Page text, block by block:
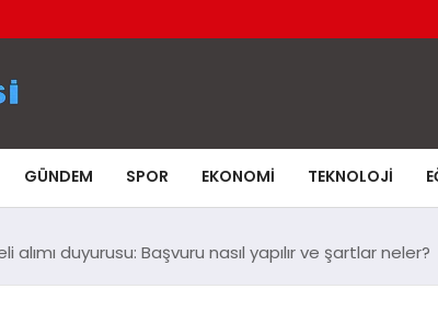
GÜNDEM SPOR EKONOMI TEKNOLOJI
alımı duyurusu: Başvuru nasıl yapılır ve şartlar neler?